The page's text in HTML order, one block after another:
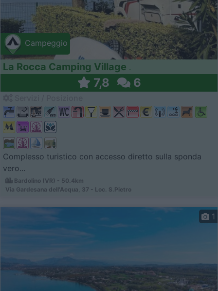
Campeggio
La Rocca Camping Village
7,8 6
Complesso turistico con accesso diretto sulla sponda
vero...
Bardolino (VR) - 50.4km
Via Gardesana dell'Acqua, 37 - Loc. S.Pietro
1